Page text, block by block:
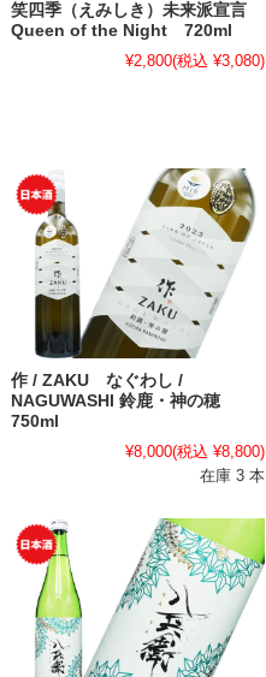
笑四季（えみしき）未来派宣言
Queen of the Night 720ml
¥2,800(税込 ¥3,080)
作 / ZAKU なぐわし /
NAGUWASHI 鈴鹿・神の穂
750ml
¥8,000(税込 ¥8,800)
在庫 3 本